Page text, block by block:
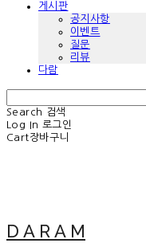
게시판
공지사항
이벤트
질문
리뷰
다람
Search
검색
Log In 로그인
Cart장바구니
D A R A M